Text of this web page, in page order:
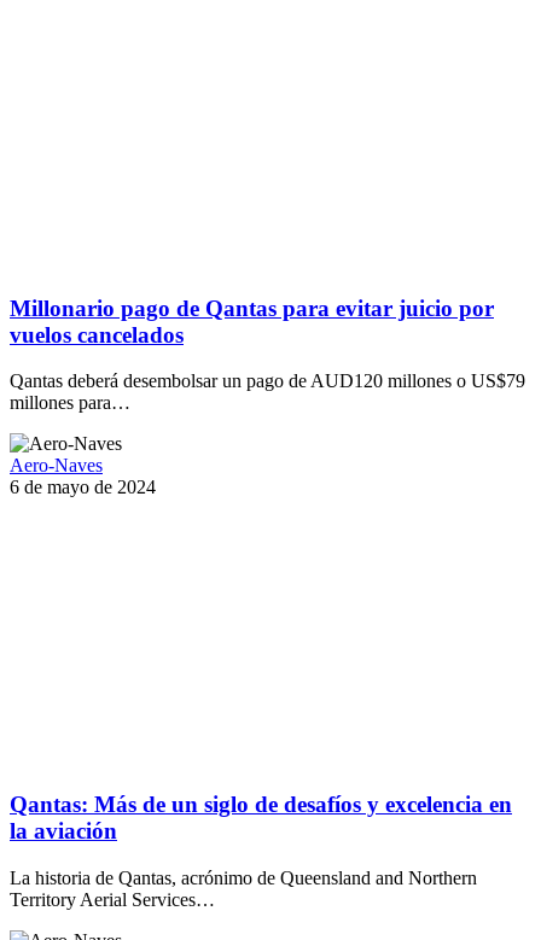
Millonario pago de Qantas para evitar juicio por
vuelos cancelados
Qantas deberá desembolsar un pago de AUD120 millones o US$79
millones para…
Aero-Naves
6 de mayo de 2024
Qantas: Más de un siglo de desafíos y excelencia en
la aviación
La historia de Qantas, acrónimo de Queensland and Northern
Territory Aerial Services…